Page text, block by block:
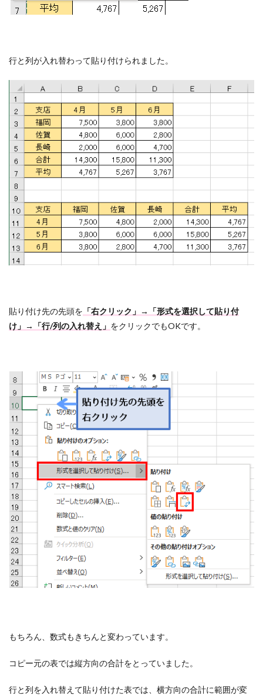
行と列が入れ替わって貼り付けられました。
貼り付け先の先頭を 「右クリック」→「形式を選択して貼り付
け」→「行/列の入れ替え」 をクリックでもOKです。
もちろん、数式もきちんと変わっています。
コピー元の表では縦方向の合計をとっていました。
行と列を入れ替えて貼り付けた表では、横方向の合計に範囲が変